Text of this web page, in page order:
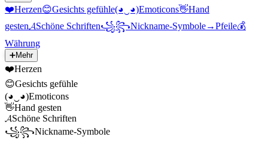
❤️Herzen😊Gesichts gefühle(◕‿◕)Emoticons👋Hand
gesten𝓐Schöne Schriften꧁꧂Nickname-Symbole→Pfeile💰
Währung
➕Mehr
❤️Herzen
😊Gesichts gefühle
(◕‿◕)Emoticons
👋Hand gesten
𝓐Schöne Schriften
꧁꧂Nickname-Symbole